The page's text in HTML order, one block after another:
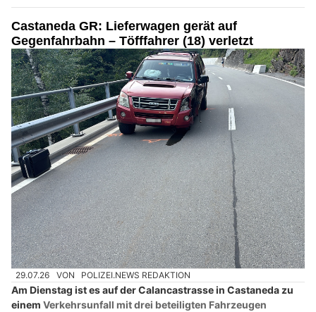
Castaneda GR: Lieferwagen gerät auf
Gegenfahrbahn – Töfffahrer (18) verletzt
29.07.26 VON POLIZEI.NEWS REDAKTION
Am Dienstag ist es auf der Calancastrasse in Castaneda zu
einem Verkehrsunfall mit drei beteiligten Fahrzeugen